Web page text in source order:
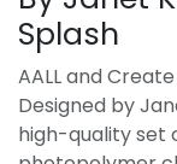
Splash
AALL and
Designed by
high-quality set